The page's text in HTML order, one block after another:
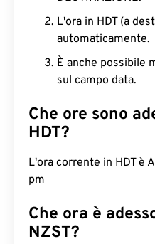
L'ora in HDT (a
automaticamente.
È anche possibile
sul campo data.
Che ore sono
HDT?
L'ora corrente in HDT è
pm
Che ora è
NZST?